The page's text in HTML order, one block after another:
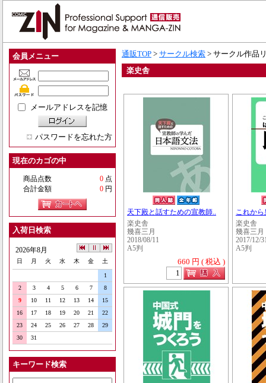
会員メニュー
メールアドレスを記憶
パスワードを忘れた方
現在のカゴの中
商品点数 0 点
合計金額
0 円
入荷日検索
2026年8月
日 月 火 水 木 金 土
1
2
3 4 5 6 7
8
9
10 11 12 13 14
15
16
17 18 19 20 21
22
23
24 25 26 27 28
29
30
31
キーワード検索
通販TOP > サークル検索 > サークル作品
楽史舎
天下殿と話すための宣教師..
楽史舎
幾喜三月
2018/08/11
A5判
660 円 ( 税込 )
これか
楽史舎
幾喜三月
2017/12/
A5判